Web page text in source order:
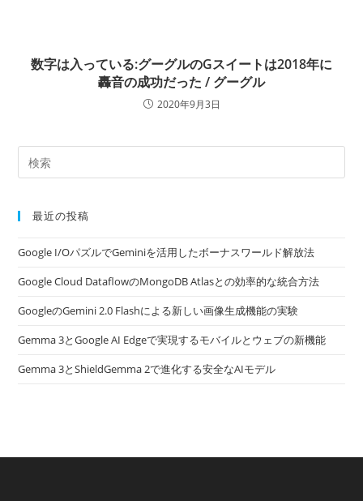
数字は入っている:グーグルのGスイートは2018年に
轟音の成功だった / グーグル
2020年9月3日
最近の投稿
Google I/OパズルでGeminiを活用したボーナスワールド解放法
Google Cloud DataflowのMongoDB Atlasとの効率的な統合方法
GoogleのGemini 2.0 Flashによる新しい画像生成機能の実験
Gemma 3とGoogle AI Edgeで実現するモバイルとウェブの新機能
Gemma 3とShieldGemma 2で進化する安全なAIモデル